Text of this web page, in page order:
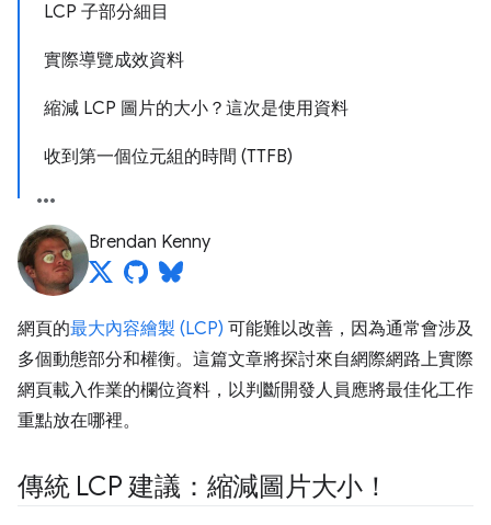
LCP 子部分細目
實際導覽成效資料
縮減 LCP 圖片的大小？這次是使用資料
收到第一個位元組的時間 (TTFB)
Brendan Kenny
網頁的最大內容繪製 (LCP) 可能難以改善，因為通常會涉及
多個動態部分和權衡。這篇文章將探討來自網際網路上實際
網頁載入作業的欄位資料，以判斷開發人員應將最佳化工作
重點放在哪裡。
傳統 LCP 建議：縮減圖片大小！